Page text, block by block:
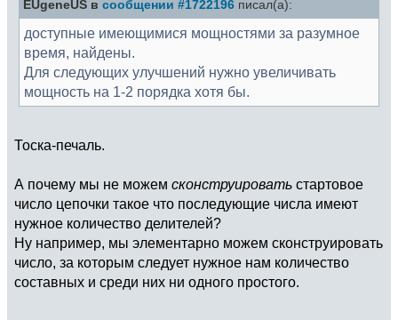
EUgeneUS в сообщении #1722196 писал(а):
доступные имеющимися мощностями за разумное
время, найдены.
Для следующих улучшений нужно увеличивать
мощность на 1-2 порядка хотя бы.
Тоска-печаль.
А почему мы не можем сконструировать стартовое
число цепочки такое что последующие числа имеют
нужное количество делителей?
Ну например, мы элементарно можем сконструировать
число, за которым следует нужное нам количество
составных и среди них ни одного простого.